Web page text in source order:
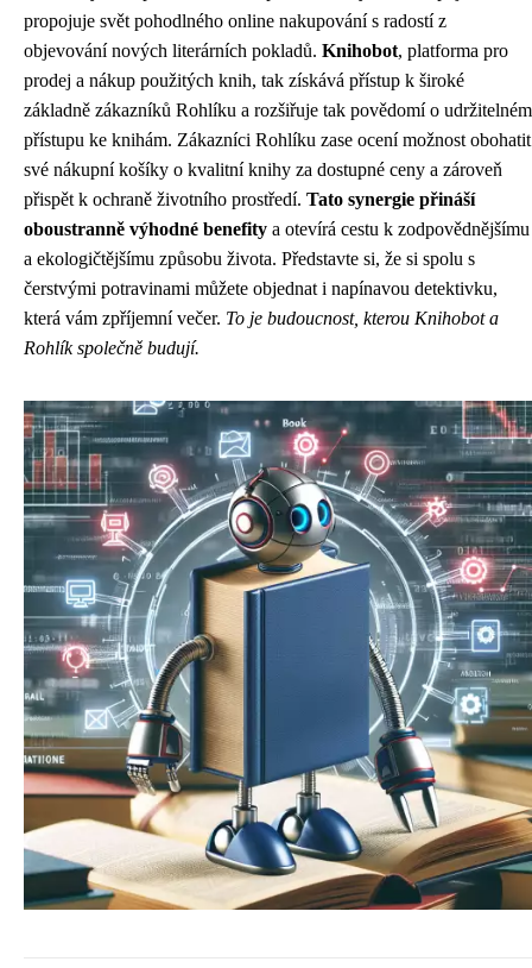
propojuje svět pohodlného online nakupování s radostí z
objevování nových literárních pokladů. Knihobot, platforma pro
prodej a nákup použitých knih, tak získává přístup k široké
základně zákazníků Rohlíku a rozšiřuje tak povědomí o udržitelném
přístupu ke knihám. Zákazníci Rohlíku zase ocení možnost obohatit
své nákupní košíky o kvalitní knihy za dostupné ceny a zároveň
přispět k ochraně životního prostředí. Tato synergie přináší
oboustranně výhodné benefity a otevírá cestu k zodpovědnějšímu
a ekologičtějšímu způsobu života. Představte si, že si spolu s
čerstvými potravinami můžete objednat i napínavou detektivku,
která vám zpříjemní večer. To je budoucnost, kterou Knihobot a
Rohlík společně budují.